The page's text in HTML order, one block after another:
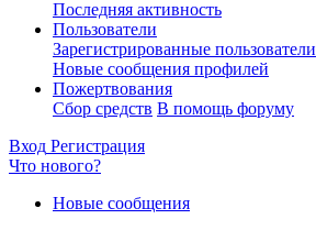
Последняя активность
Пользователи
Зарегистрированные пользователи
Новые сообщения профилей
Пожертвования
Сбор средств В помощь форуму
Вход Регистрация
Что нового?
Новые сообщения